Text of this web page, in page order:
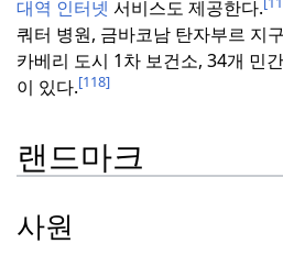
대역 인터넷 서비스도 제공한다.
쿼터 병원, 금바코남 탄자부르 지
카베리 도시 1차 보건소, 34개 민
이 있다.[118]
랜드마크
사원